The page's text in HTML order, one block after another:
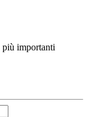
più importanti